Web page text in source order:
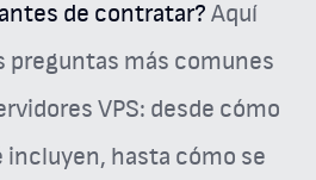
de contratar? Aquí
preguntas más comunes
VPS: desde cómo
incluyen, hasta cómo se